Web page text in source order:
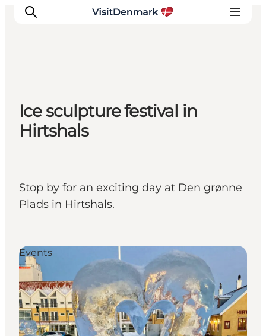
Inspirations
Destinations
Quoi faire
Ice sculpture festival in
Hirtshals
Stop by for an exciting day at Den grønne
Plads in Hirtshals.
Events